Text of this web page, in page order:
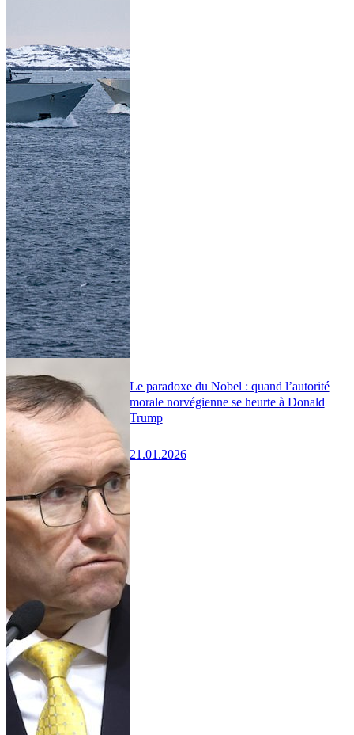
Le paradoxe du Nobel : quand l’autorité
morale norvégienne se heurte à Donald
Trump
21.01.2026